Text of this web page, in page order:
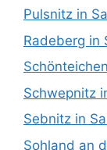
Pulsnitz in
Radeberg in
Schwepnitz
Sebnitz in
Sohland an